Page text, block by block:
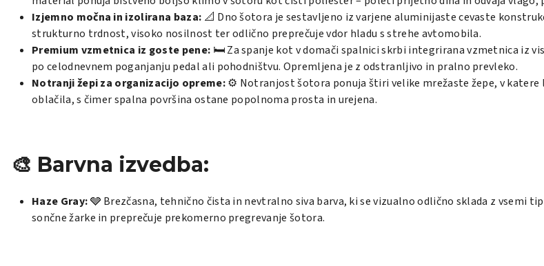
Izjemno močna in izolirana baza: 📐 Dno šotora je sestavljeno iz varjene aluminijaste cevaste
strukturno trdnost, visoko nosilnost ter odlično preprečuje vdor hladu s strehe avtomobila.
Premium vzmetnica iz goste pene: 🛏️ Za spanje kot v domači spalnici skrbi integrirana vzmetnica iz
po celodnevnem poganjanju pedal ali pohodništvu. Opremljena je z odstranljivo in pralno prevleko.
Notranji žepi za organizacijo opreme:⚙️ Notranjost šotora ponuja štiri velike mrežaste žepe, v
oblačila, s čimer spalna površina ostane popolnoma prosta in urejena.
🎨 Barvna izvedba:
Haze Gray:🩶 Brezčasna, tehnično čista in nevtralno siva barva, ki se vizualno odlično sklada z
sončne žarke in preprečuje prekomerno pregrevanje šotora.